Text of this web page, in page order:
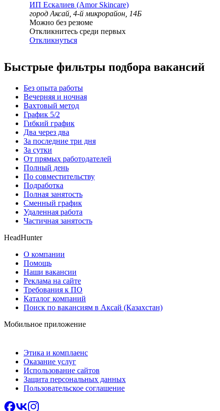
ИП Ескалиев (Amor Skincare)
город Аксай, 4-й микрорайон, 14Б
Можно без резюме
Откликнитесь среди первых
Откликнуться
Быстрые фильтры подбора вакансий
Без опыта работы
Вечерняя и ночная
Вахтовый метод
График 5/2
Гибкий график
Два через два
За последние три дня
За сутки
От прямых работодателей
Полный день
По совместительству
Подработка
Полная занятость
Сменный график
Удаленная работа
Частичная занятость
HeadHunter
О компании
Помощь
Наши вакансии
Реклама на сайте
Требования к ПО
Каталог компаний
Поиск по вакансиям в Аксай (Казахстан)
Мобильное приложение
Этика и комплаенс
Оказание услуг
Использование сайтов
Защита персональных данных
Пользовательское соглашение